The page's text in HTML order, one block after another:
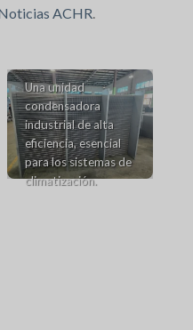
ACHR
Una unidad
condensadora
industrial de alta
eficiencia, esencial
para los sistemas de
climatización.